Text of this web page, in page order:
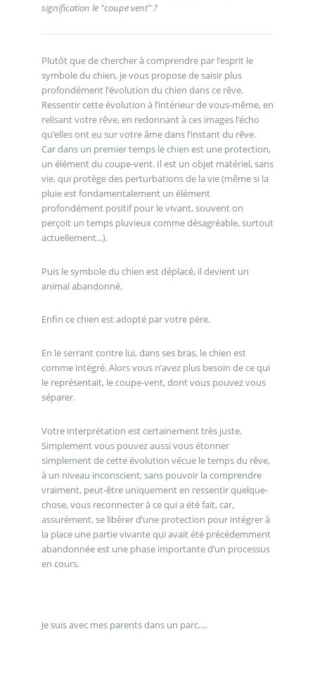
signification le "coupe vent" ?
Plutôt que de chercher à comprendre par l’esprit le
symbole du chien, je vous propose de saisir plus
profondément l’évolution du chien dans ce rêve.
Ressentir cette évolution à l’intérieur de vous-même, en
relisant votre rêve, en redonnant à ces images l’écho
qu’elles ont eu sur votre âme dans l’instant du rêve.
Car dans un premier temps le chien est une protection,
un élément du coupe-vent. Il est un objet matériel, sans
vie, qui protège des perturbations de la vie (même si la
pluie est fondamentalement un élément
profondément positif pour le vivant, souvent on
perçoit un temps pluvieux comme désagréable, surtout
actuellement...).
Puis le symbole du chien est déplacé, il devient un
animal abandonné.
Enfin ce chien est adopté par votre père.
En le serrant contre lui, dans ses bras, le chien est
comme intégré. Alors vous n’avez plus besoin de ce qui
le représentait, le coupe-vent, dont vous pouvez vous
séparer.
Votre interprétation est certainement très juste.
Simplement vous pouvez aussi vous étonner
simplement de cette évolution vécue le temps du rêve,
à un niveau inconscient, sans pouvoir la comprendre
vraiment, peut-être uniquement en ressentir quelque-
chose, vous reconnecter à ce qui a été fait, car,
assurément, se libérer d’une protection pour intégrer à
la place une partie vivante qui avait été précédemment
abandonnée est une phase importante d’un processus
en cours.
Je suis avec mes parents dans un parc....